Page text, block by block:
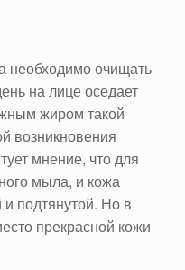
необходимо очищать
на лице оседает
жиром такой
возникновения
мнение, что для
мыла, и кожа
и подтянутой. Но в
прекрасной кожи